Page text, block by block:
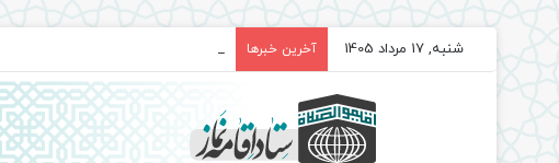
شنبه, 17 مرداد 1405 آخرین خبرها برگزاری باشکوه نمازهای جماعت در